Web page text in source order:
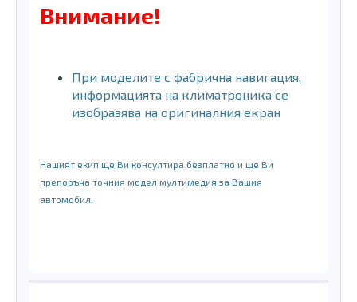
Внимание!
При моделите с фабрична навигация,
информацията на климатроника се
изобразява на оригиналния екран
Нашият екип ще Ви консултира безплатно и ще Ви
препоръча точния модел мултимедия за Вашия
автомобил.